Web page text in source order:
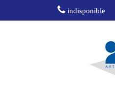
indisponible